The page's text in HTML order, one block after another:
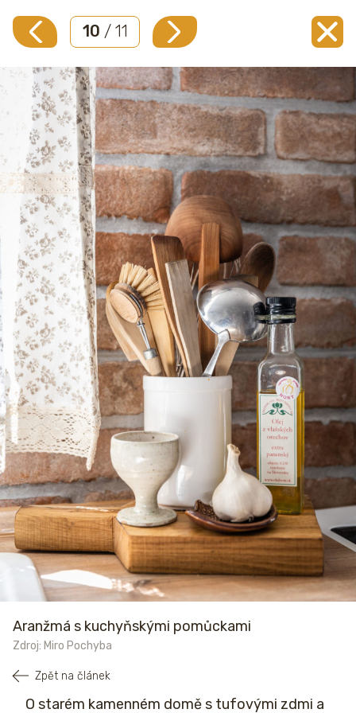
10 / 11
Aranžmá s kuchyňskými pomůckami
Zdroj: Miro Pochyba
Zpět na článek
O starém kamenném domě s tufovými zdmi a